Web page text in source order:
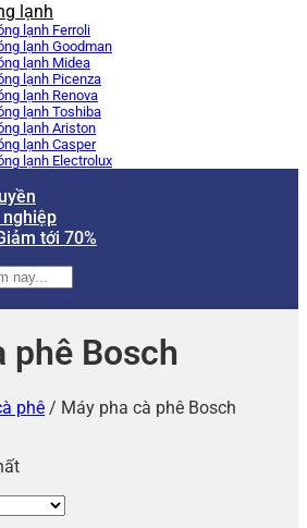
lạnh
lạnh Ferroli
lạnh Goodman
lạnh Midea
lạnh Picenza
lạnh Renova
lạnh Toshiba
lạnh Ariston
lạnh Casper
lạnh Electrolux
nghiệp
tới 70%
phê Bosch
phê / Máy pha cà phê Bosch